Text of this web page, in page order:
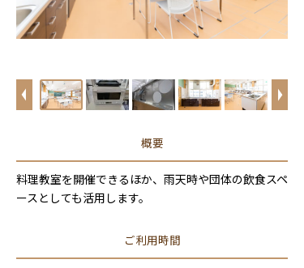
概要
料理教室を開催できるほか、雨天時や団体の飲食スペ
ースとしても活用します。
ご利用時間